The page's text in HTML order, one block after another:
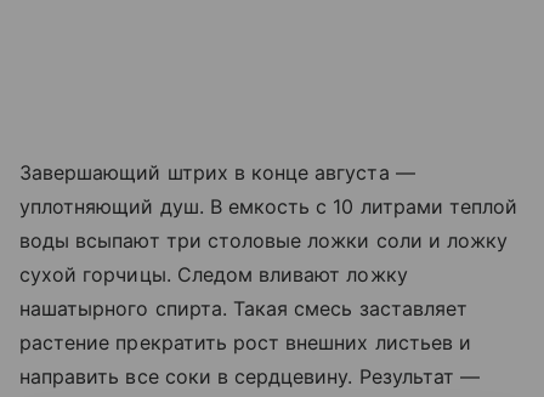
Завершающий штрих в конце августа —
уплотняющий душ. В емкость с 10 литрами теплой
воды всыпают три столовые ложки соли и ложку
сухой горчицы. Следом вливают ложку
нашатырного спирта. Такая смесь заставляет
растение прекратить рост внешних листьев и
направить все соки в сердцевину. Результат —